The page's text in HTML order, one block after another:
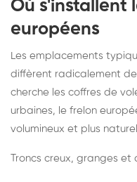
Où s'installent
européens
Les emplacements
diffèrent radicalement
cherche les coffres de
urbaines, le frelon
volumineux et plus
Troncs creux, granges